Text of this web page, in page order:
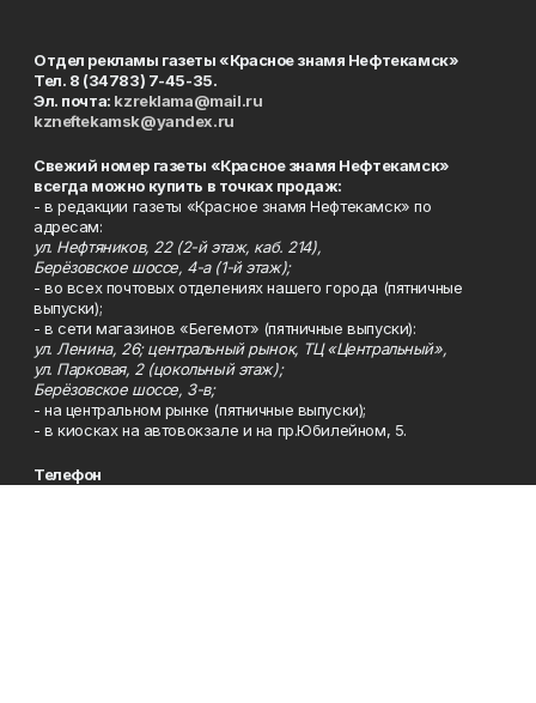
Отдел рекламы газеты «Красное знамя Нефтекамск»
Тел. 8 (34783) 7-45-35.
Эл. почта: kzreklama@mail.ru
kzneftekamsk@yandex.ru
Свежий номер газеты «Красное знамя Нефтекамск»
всегда можно купить в точках продаж:
- в редакции газеты «Красное знамя Нефтекамск» по
адресам:
ул. Нефтяников, 22 (2-й этаж, каб. 214),
Берёзовское шоссе, 4-а (1-й этаж);
- во всех почтовых отделениях нашего города (пятничные
выпуски);
- в сети магазинов «Бегемот» (пятничные выпуски):
ул. Ленина, 26; центральный рынок, ТЦ «Центральный»,
ул. Парковая, 2 (цокольный этаж);
Берёзовское шоссе, 3-в;
- на центральном рынке (пятничные выпуски);
- в киосках на автовокзале и на пр.Юбилейном, 5.
Телефон